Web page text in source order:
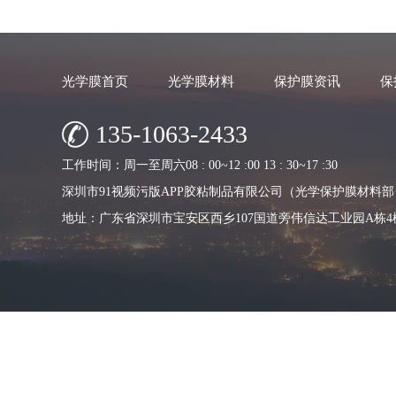
光学膜首页 光学膜材料 保护膜资讯 保
135-1063-2433
工作时间：周一至周六08 : 00~12 :00 13 : 30~17 :30
深圳市91视频污版APP胶粘制品有限公司（光学保护膜材料
地址：广东省深圳市宝安区西乡107国道旁伟信达工业园A栋4